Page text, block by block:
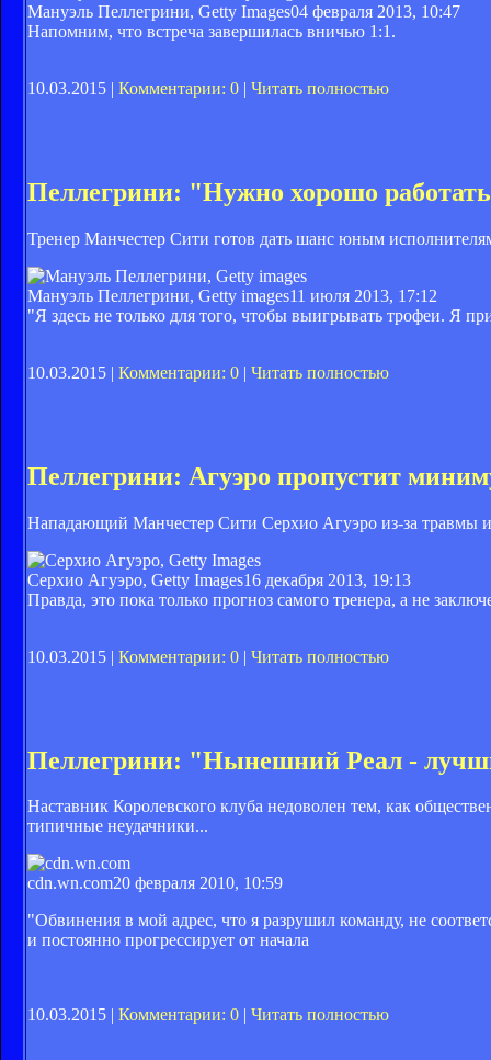
Мануэль Пеллегрини, Getty Images04 февраля 2013, 10:47
Напомним, что встреча завершилась вничью 1:1.
10.03.2015 | Комментарии: 0 | Читать полностью
Пеллегрини: "Нужно хорошо
Тренер Манчестер Сити готов дать шанс юным
Мануэль Пеллегрини, Getty images11 июля 2013, 17:12
"Я здесь не только для того, чтобы выигрывать трофеи. Я
10.03.2015 | Комментарии: 0 | Читать полностью
Пеллегрини: Агуэро пропустит
Нападающий Манчестер Сити Серхио Агуэро из-за травмы
Серхио Агуэро, Getty Images16 декабря 2013, 19:13
Правда, это пока только прогноз самого тренера, а не
10.03.2015 | Комментарии: 0 | Читать полностью
Пеллегрини: "Нынешний Реал -
Наставник Королевского клуба недоволен тем, как
типичные неудачники...
cdn.wn.com20 февраля 2010, 10:59
"Обвинения в мой адрес, что я разрушил команду, не
и постоянно прогрессирует от начала
10.03.2015 | Комментарии: 0 Читать полностью